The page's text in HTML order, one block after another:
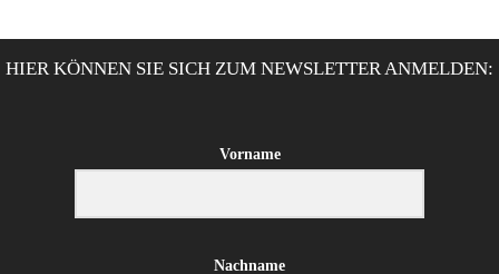
HIER KÖNNEN SIE SICH ZUM NEWSLETTER ANMELDEN:
Vorname
Nachname